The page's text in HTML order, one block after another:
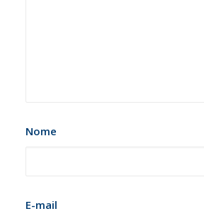
Nome
E-mail